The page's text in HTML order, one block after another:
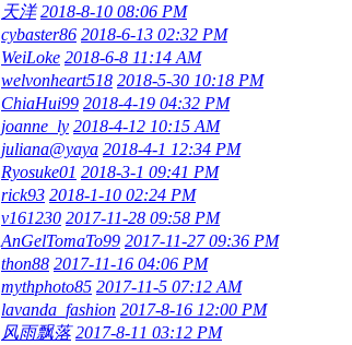
天洋 2018-8-10 08:06 PM
cybaster86 2018-6-13 02:32 PM
WeiLoke 2018-6-8 11:14 AM
welvonheart518 2018-5-30 10:18 PM
ChiaHui99 2018-4-19 04:32 PM
joanne_ly 2018-4-12 10:15 AM
juliana@yaya 2018-4-1 12:34 PM
Ryosuke01 2018-3-1 09:41 PM
rick93 2018-1-10 02:24 PM
v161230 2017-11-28 09:58 PM
AnGelTomaTo99 2017-11-27 09:36 PM
thon88 2017-11-16 04:06 PM
mythphoto85 2017-11-5 07:12 AM
lavanda_fashion 2017-8-16 12:00 PM
风雨飘落 2017-8-11 03:12 PM